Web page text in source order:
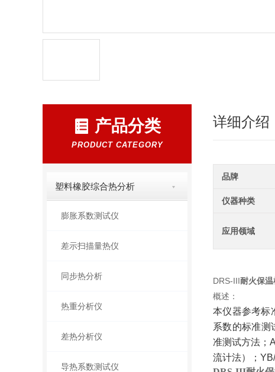
产品分类
PRODUCT CATEGORY
塑料橡胶综合热分析
膨胀系数测试仪
差示扫描量热仪
同步热分析
热重分析仪
差热分析仪
导热系数测试仪
详细介绍
品牌
仪器种类
应用领域
DRS-III耐火保
概述：
本仪器参考标
系数的标准测
准测试方法；
流计法）；